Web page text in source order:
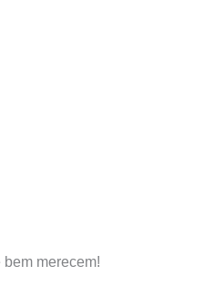
merecem!